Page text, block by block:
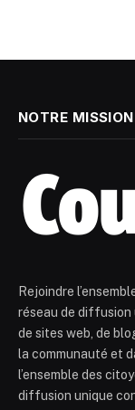
NOTRE MISSION
Rejoindre
réseau de diffusion
de sites web, de
la communauté et
l’ensemble des
diffusion unique